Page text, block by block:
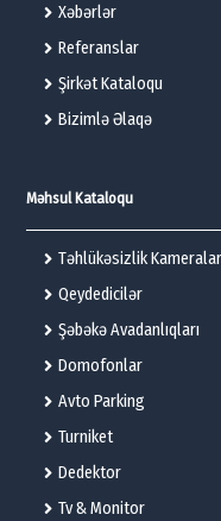
Xəbərlər
Referanslar
Şirkət Kataloqu
Bizimlə Əlaqə
Məhsul Kataloqu
Təhlükəsizlik
Qeydedicilər
Şəbəkə Avadanlıqları
Domofonlar
Avto Parking
Turniket
Dedektor
Tv & Monitor